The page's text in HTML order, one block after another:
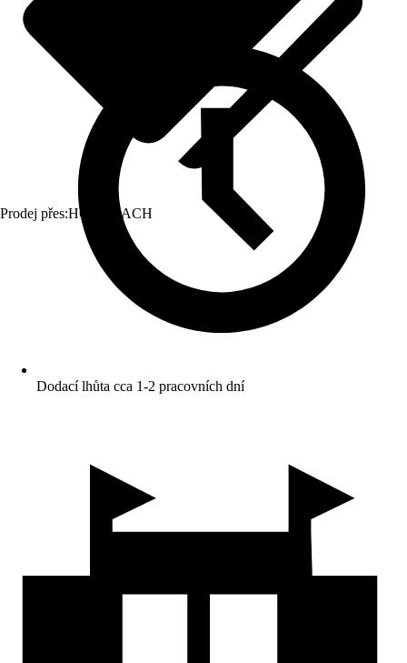
Prodej přes:HORNBACH
Dodací lhůta cca 1-2 pracovních dní